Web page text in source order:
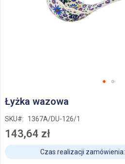
na
galerii
Łyżka wazowa
SKU 1367A/DU-126/1
143,64 zł
Czas realizacji zamówienia: